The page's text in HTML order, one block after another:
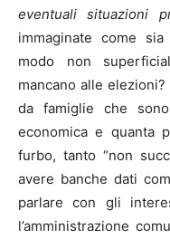
eventuali situazioni
immaginate come
modo non
mancano alle
da famiglie che
economica e quanta
furbo, tanto “non
avere banche dati
parlare con gli
l’amministrazione